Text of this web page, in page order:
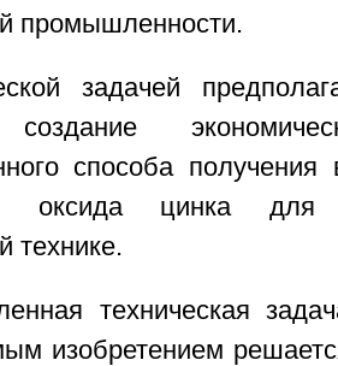
промышленности.
задачей
создание
способа получения
оксида цинка для
технике.
техническая
изобретением